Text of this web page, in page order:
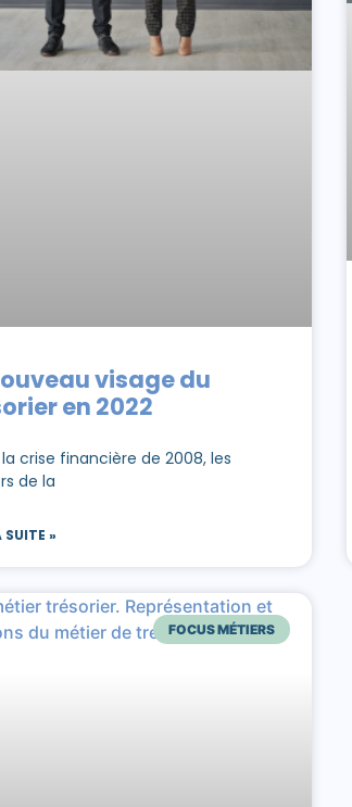
visage du
en 2022
crise financière de 2008, les
de la
SUITE »
FOCUS MÉTIERS